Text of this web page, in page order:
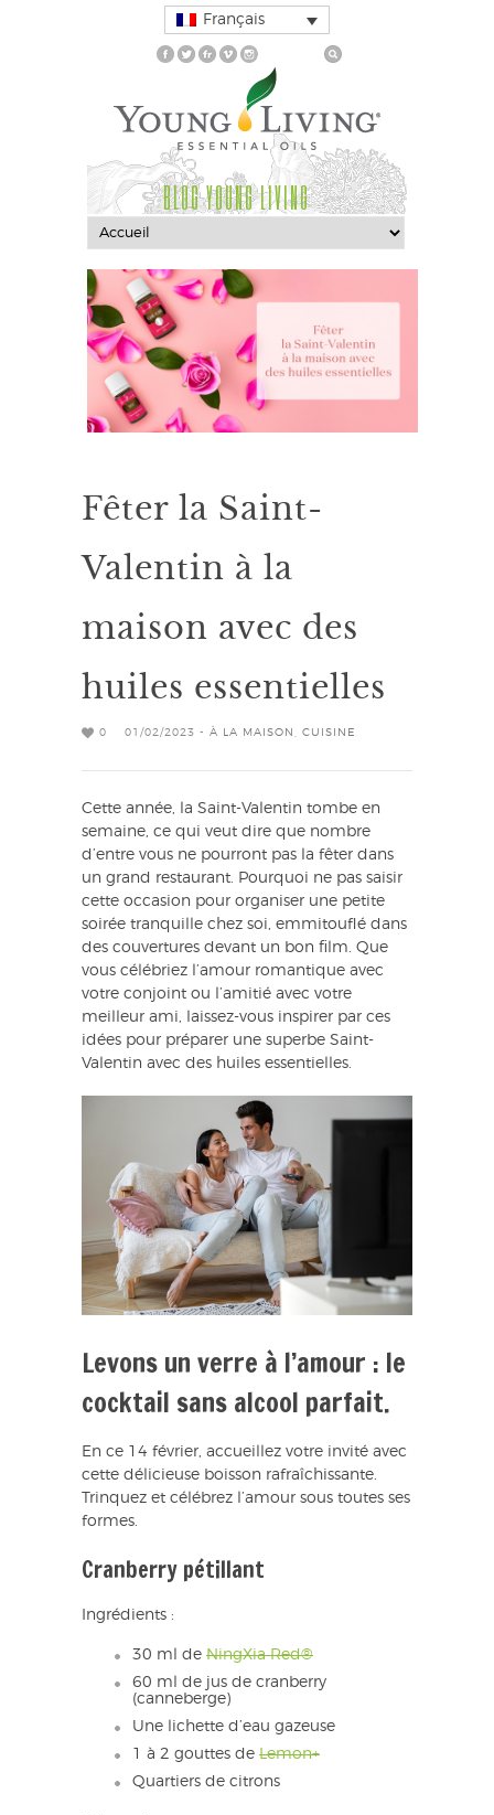
Français
BLOG YOUNG LIVING
Fêter la Saint-
Valentin à la
maison avec des
huiles essentielles
0 01/02/2023 - À LA MAISON CUISINE
Cette année, la Saint-Valentin tombe en
semaine, ce qui veut dire que nombre
d’entre vous ne pourront pas la fêter dans
un grand restaurant. Pourquoi ne pas saisir
cette occasion pour organiser une petite
soirée tranquille chez soi, emmitouflé dans
des couvertures devant un bon film. Que
vous célébriez l’amour romantique avec
votre conjoint ou l’amitié avec votre
meilleur ami, laissez-vous inspirer par ces
idées pour préparer une superbe Saint-
Valentin avec des huiles essentielles.
Levons un verre à l’amour : le
cocktail sans alcool parfait.
En ce 14 février, accueillez votre invité avec
cette délicieuse boisson rafraîchissante.
Trinquez et célébrez l’amour sous toutes ses
formes.
Cranberry pétillant
Ingrédients :
30 ml de NingXia Red®
60 ml de jus de cranberry
(canneberge)
Une lichette d’eau gazeuse
1 à 2 gouttes de Lemon+
Quartiers de citrons